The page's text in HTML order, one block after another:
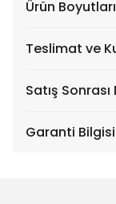
Ürün Boyutları
Teslimat ve
Satış
Garanti Bilgisi